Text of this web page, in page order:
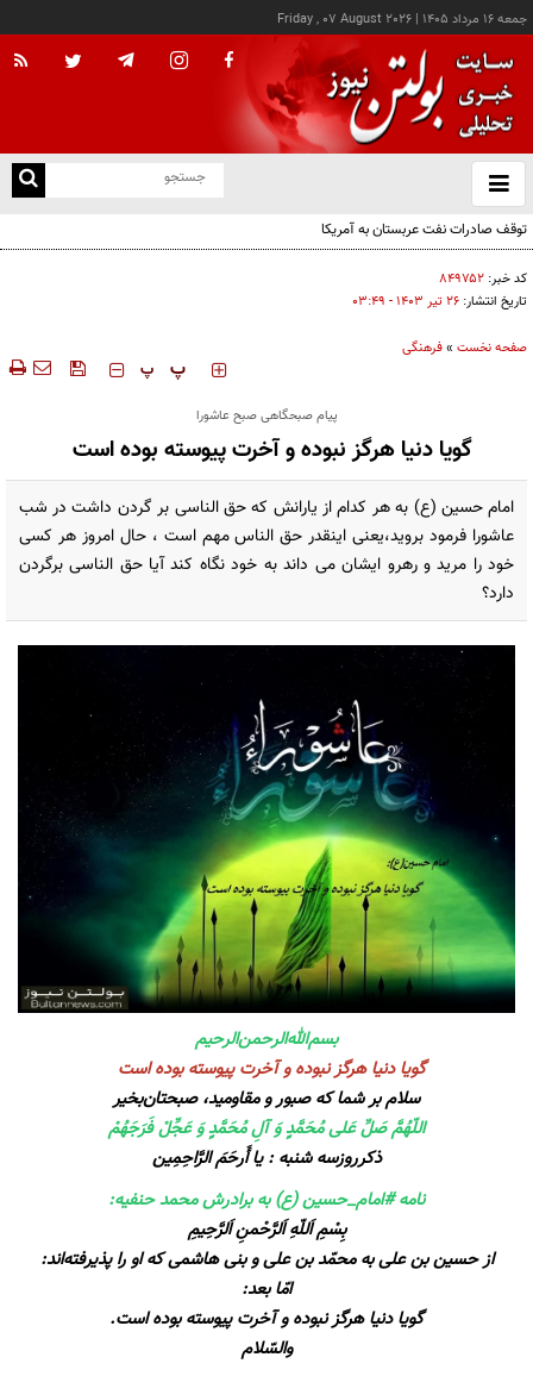
جمعه ۱۶ مرداد ۱۴۰۵ |
Friday , 07 August 2026
باز
و
توقف صادرات نفت عربستان به آمریکا
کد خبر: ۸۴۹۷۵۲
تاریخ انتشار: ۲۶ تير ۱۴۰۳ - ۰۳:۴۹
صفحه نخست »فرهنگی
‍‍‍ پ پ
پیام صبحگاهی صبح عاشورا
گویا دنیا هرگز نبوده و آخرت پیوسته بوده است
امام حسین (ع) به هر کدام از یارانش که حق الناسی بر گردن داشت در شب
عاشورا فرمود بروید،یعنی اینقدر حق الناس مهم است ، حال امروز هر کسی
خود را مرید و رهرو ایشان می داند به خود نگاه کند آیا حق الناسی برگردن
دارد؟
بسم‌الله‌الرحمن‌الرحیم
گویا دنیا هرگز نبوده و آخرت پیوسته بوده است
سلام‌ بر شما که صبور و مقاومید، صبحتان‌بخیر
اللّهُمَّ صَلِّ عَلی مُحَمَّدٍ وَ آلِ مُحَمَّدٍ وَ عَجِّلْ فَرَجَهُمْ
ذکرروزسه شنبه : یا أَرحَمَ الرَّاحِمِین
نامه #امام_حسین (ع) به برادرش محمد حنفیه:
بِسْمِ‌ اَللّهِ‌ اَلرَّحْمنِ‌ اَلرَّحِیمِ‌
از حسین بن على به محمّد بن على و بنى هاشمى که او را پذیرفته‌اند:
امّا بعد:
گویا دنیا هرگز نبوده و آخرت پیوسته بوده است.
والسّلام